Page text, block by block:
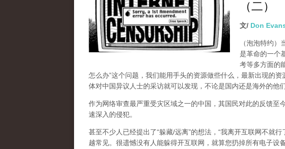
（二）
文/ Don
（泡泡特约）
是革命的一个
考等多方面的
怎么办”这个问题，我们能用手头的资源做些什么，最新出现的
体对中国异议人士的采访就可以发现，不论是国内还是海外的他
作为网络审查最严重受灾区域之一的中国，其国民对此的反馈至
速深入的侵犯。
甚至不少人已经提出了“躲藏/远离”的想法，“我离开互联网不就
越常见。很遗憾没有人能躲得开互联网，就算您扔掉所有电子设